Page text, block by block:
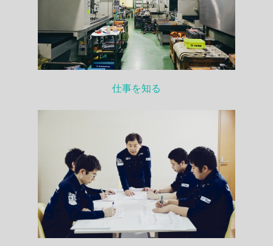
仕事を知る